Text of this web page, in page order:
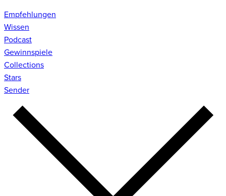
Empfehlungen
Wissen
Podcast
Gewinnspiele
Collections
Stars
Sender